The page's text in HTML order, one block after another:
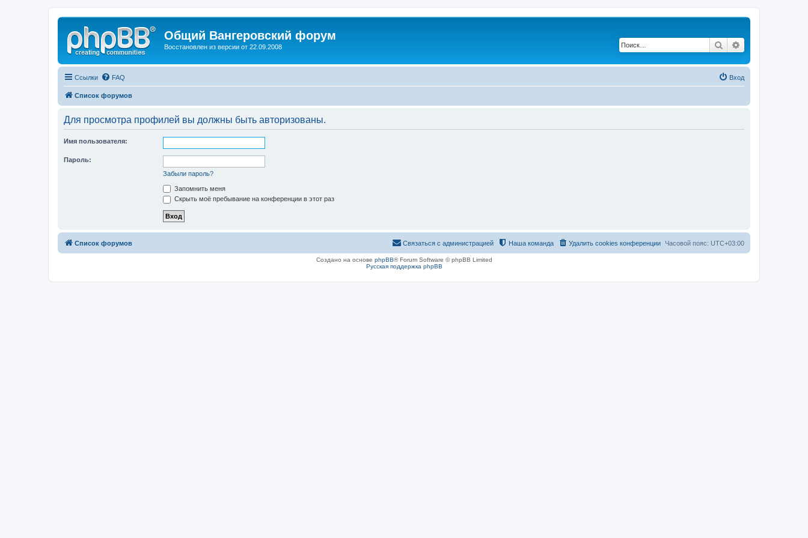
Общий Вангеровский форум
Восстановлен из версии от 22.09.2008 Поиск
Ссылки FAQ Вход
Список форумов
Для просмотра профилей вы должны быть авторизованы.
Имя пользователя:
Пароль:
Забыли пароль?
Запомнить меня
Скрыть моё пребывание на конференции в этот раз
Список форумов Часовой пояс: UTC+03:00
Удалить cookies конференции
Наша команда
Связаться с администрацией
Создано на основе phpBB® Forum Software © phpBB Limited
Русская поддержка phpBB